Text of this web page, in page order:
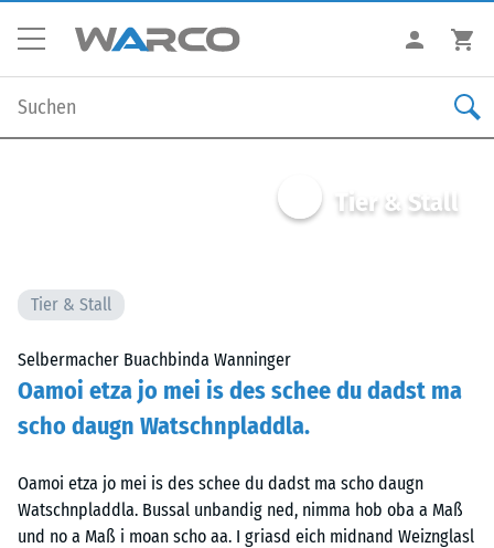
Tier & Stall
Tier & Stall
Selbermacher Buachbinda Wanninger
Oamoi etza jo mei is des schee du dadst ma
scho daugn Watschnpladdla.
Oamoi etza jo mei is des schee du dadst ma scho daugn
Watschnpladdla. Bussal unbandig ned, nimma hob oba a Maß
und no a Maß i moan scho aa. I griasd eich midnand Weiznglasl